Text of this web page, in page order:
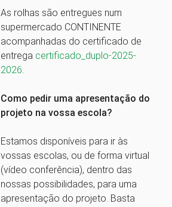
As rolhas são entregues num
supermercado CONTINENTE
acompanhadas do certificado de
entrega certificado_duplo-2025-
2026.
Como pedir uma apresentação do
projeto na vossa escola?
Estamos disponíveis para ir às
vossas escolas, ou de forma virtual
(vídeo conferência), dentro das
nossas possibilidades, para uma
apresentação do projeto. Basta